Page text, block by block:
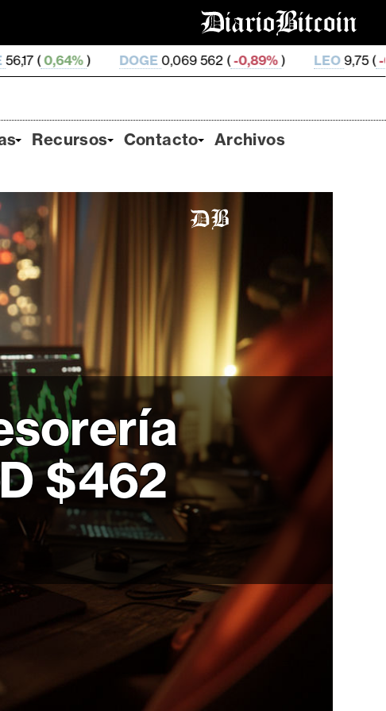
0,069 562 ( -0,89%) LEO9,75 (-0,13% ZEC
Recursos Contacto Archivos
$462